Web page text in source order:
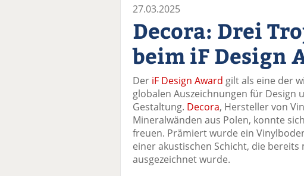
27.03.2025
Decora: Drei
beim iF Design
Der iF Design Award gilt als eine der
globalen Auszeichnungen für Design
Gestaltung. Decora, Hersteller von
Mineralwänden aus Polen, konnte
freuen. Prämiert wurde ein
einer akustischen Schicht, die bereits
ausgezeichnet wurde.